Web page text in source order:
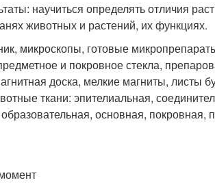
научиться определять отличия
животных и растений, их функциях.
микроскопы, готовые
и покровное стекла,
доска, мелкие магниты, листы
ткани: эпителиальная,
основная,